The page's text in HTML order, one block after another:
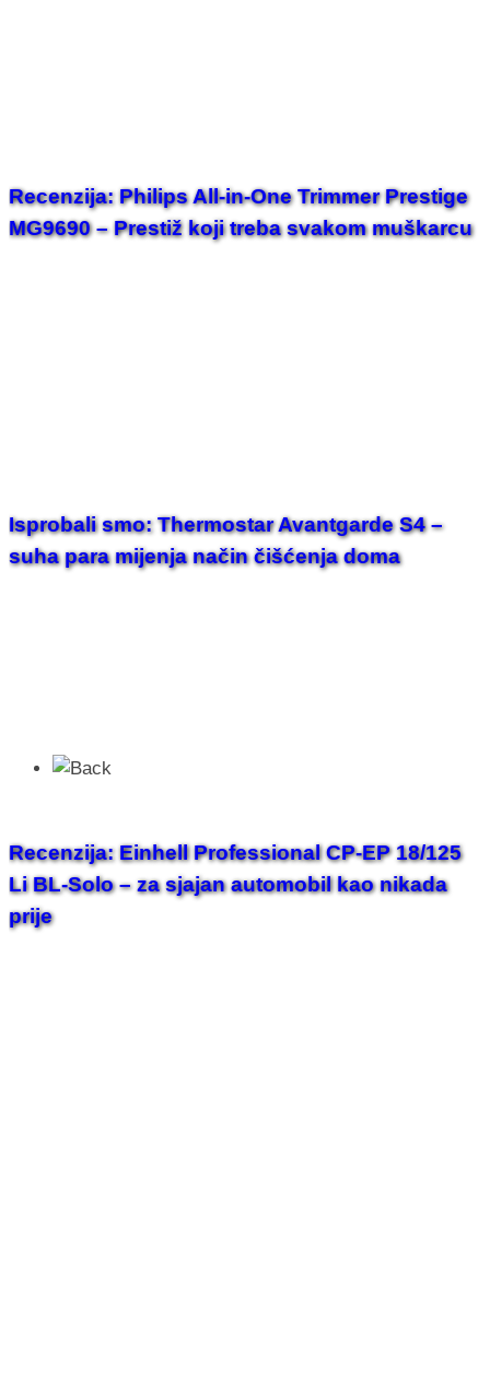
Recenzija: Philips All-in-One Trimmer Prestige
MG9690 – Prestiž koji treba svakom muškarcu
Isprobali smo: Thermostar Avantgarde S4 –
suha para mijenja način čišćenja doma
Recenzija: Einhell Professional CP-EP 18/125
Li BL-Solo – za sjajan automobil kao nikada
prije